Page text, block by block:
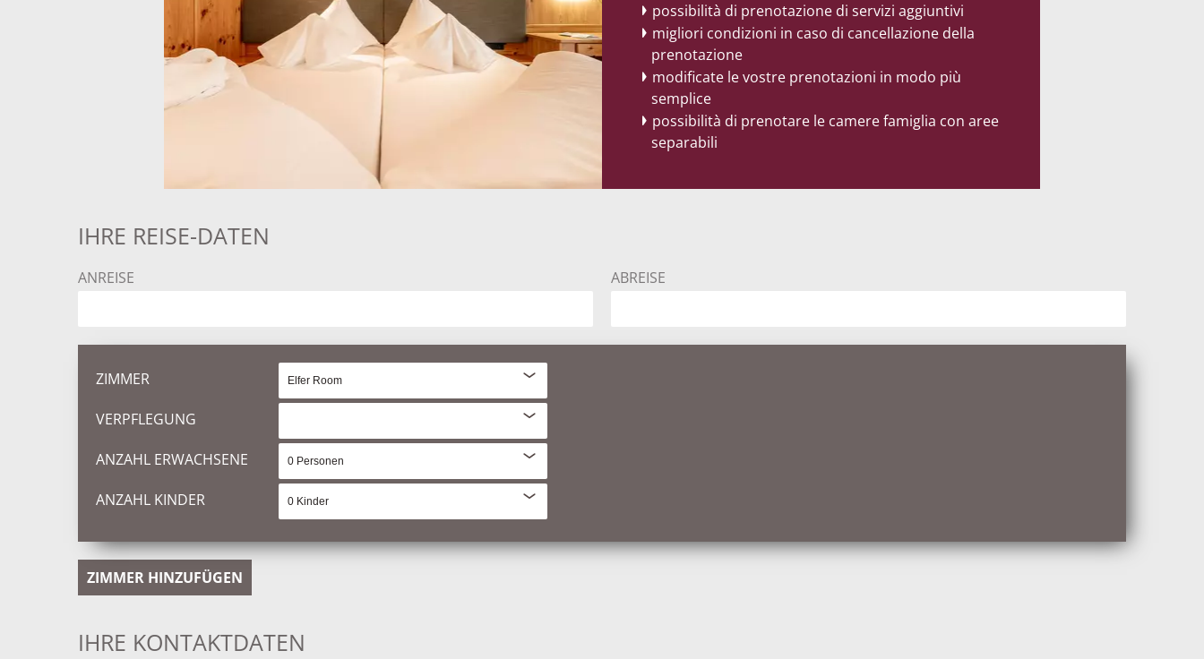
possibilità di prenotazione di servizi aggiuntivi
migliori condizioni in caso di cancellazione della
prenotazione
modificate le vostre prenotazioni in modo più
semplice
possibilità di prenotare le camere famiglia con aree
separabili
IHRE REISE-DATEN
ANREISE ABREISE
ZIMMER
VERPFLEGUNG
ANZAHL ERWACHSENE
ANZAHL KINDER
ZIMMER HINZUFÜGEN
IHRE KONTAKTDATEN